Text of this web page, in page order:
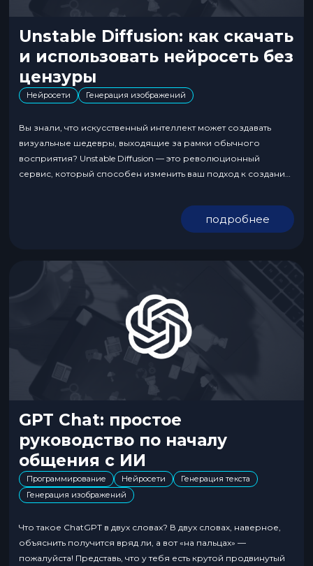
Unstable Diffusion: как скачать
и использовать нейросеть без
цензуры
Нейросети Генерация изображений
Вы знали, что искусственный интеллект может создавать
визуальные шедевры, выходящие за рамки обычного
восприятия? Unstable Diffusion — это революционный
сервис, который способен изменить ваш подход к созданию
понимаете, какой проблемой стал постоянный поиск
уникальных и креативных решений в условиях высочайшей
конкуренции за внимание аудитории. Нейросеть Unstable
подробнее
GPT Chat: простое
руководство по началу
общения с ИИ
Программирование Нейросети
Генерация текста
Генерация изображений
Что такое ChatGPT в двух словах? В двух словах, наверное,
объяснить получится вряд ли, а вот «на пальцах» —
пожалуйста! Представь, что у тебя есть крутой продвинутый